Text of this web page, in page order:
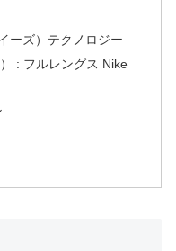
ーズ）テクノロジー
: フルレングス Nike